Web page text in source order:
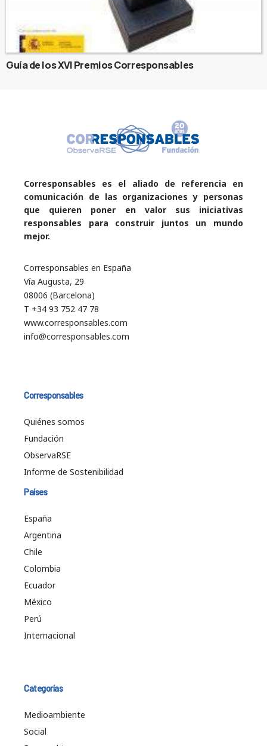
Guía de los XVI Premios Corresponsables
Corresponsables es el aliado de referencia en
comunicación de las organizaciones y personas
que quieren poner en valor sus iniciativas
responsables para construir juntos un mundo
mejor.
Corresponsables en España
Vía Augusta, 29
08006 (Barcelona)
T +34 93 752 47 78
www.corresponsables.com
info@corresponsables.com
Corresponsables
Quiénes somos
Fundación
ObservaRSE
Informe de Sostenibilidad
Países
España
Argentina
Chile
Colombia
Ecuador
México
Perú
Internacional
Categorías
Medioambiente
Social